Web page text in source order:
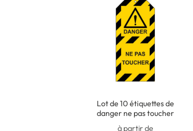
Lot de 10 étiquettes de
danger ne pas toucher
à partir de